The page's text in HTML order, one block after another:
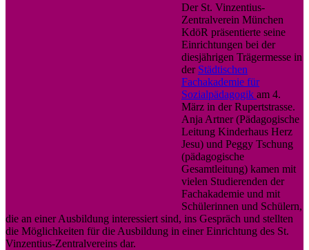
Der St. Vinzentius-
Zentralverein München
KdöR präsentierte seine
Einrichtungen bei der
diesjährigen Trägermesse in
der Städtischen
Fachakademie für
Sozialpädagogik am 4.
März in der Rupertstrasse.
Anja Artner (Pädagogische
Leitung Kinderhaus Herz
Jesu) und Peggy Tschung
(pädagogische
Gesamtleitung) kamen mit
vielen Studierenden der
Fachakademie und mit
Schülerinnen und Schülern,
die an einer Ausbildung interessiert sind, ins Gespräch und stellten
die Möglichkeiten für die Ausbildung in einer Einrichtung des St.
Vinzentius-Zentralvereins dar.